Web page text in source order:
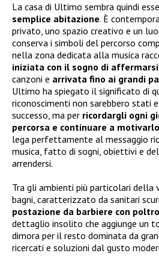
La casa di Ultimo sembra quindi
semplice abitazione. È
privato, uno spazio creativo e un
conserva i simboli del percorso
nella zona dedicata alla musica
iniziata con il sogno di affermarsi
canzoni e arrivata fino ai grandi
Ultimo ha spiegato il significato di
riconoscimenti non sarebbero stati
successo, ma per ricordargli ogni
percorsa e continuare a motivarlo
lega perfettamente al messaggio
musica, fatto di sogni, obiettivi e
arrendersi.
Tra gli ambienti più particolari della
bagni, caratterizzato da sanitari
postazione da barbiere con
dettaglio insolito che aggiunge un
dimora per il resto dominata da
ricercati e soluzioni dal gusto